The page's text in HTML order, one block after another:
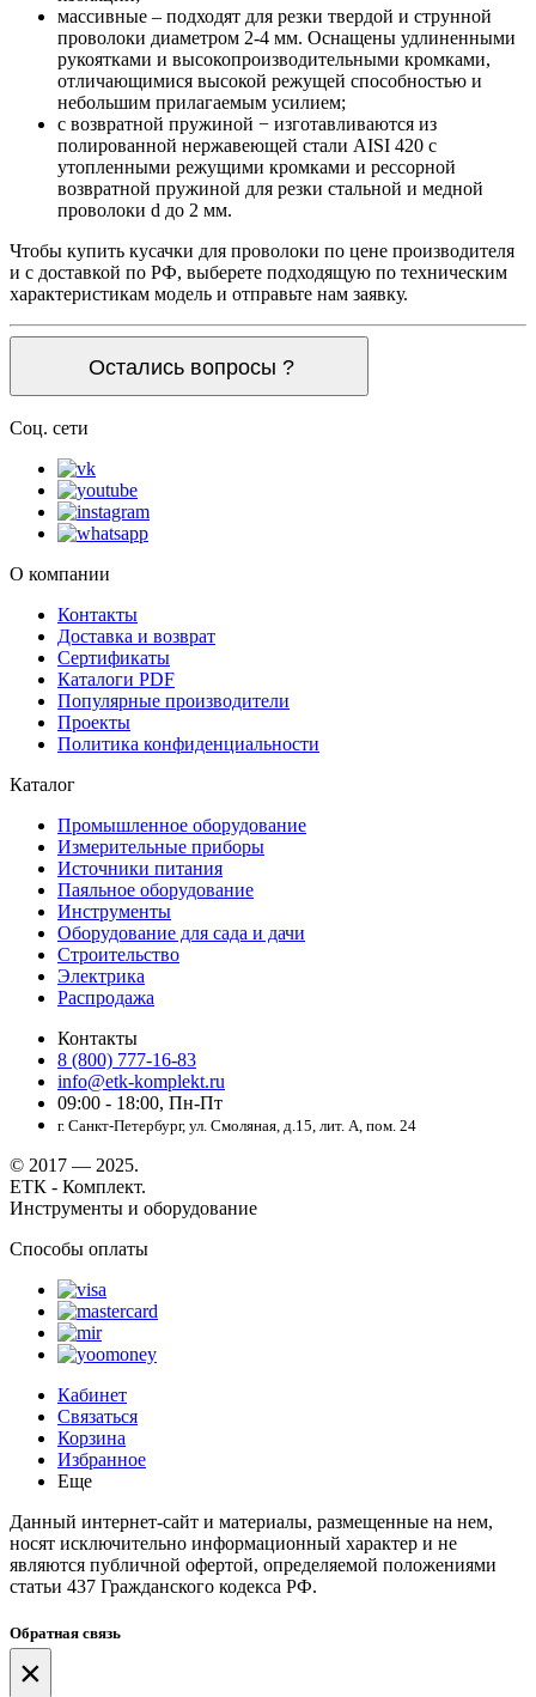
массивные – подходят для резки твердой и струнной
проволоки диаметром 2-4 мм. Оснащены удлиненными
рукоятками и высокопроизводительными кромками,
отличающимися высокой режущей способностью и
небольшим прилагаемым усилием;
с возвратной пружиной − изготавливаются из
полированной нержавеющей стали AISI 420 с
утопленными режущими кромками и рессорной
возвратной пружиной для резки стальной и медной
проволоки d до 2 мм.
Чтобы купить кусачки для проволоки по цене производителя
и с доставкой по РФ, выберете подходящую по техническим
характеристикам модель и отправьте нам заявку.
Остались вопросы ?
Соц. сети
О компании
Контакты
Доставка и возврат
Сертификаты
Каталоги PDF
Популярные производители
Проекты
Политика конфиденциальности
Каталог
Промышленное оборудование
Измерительные приборы
Источники питания
Паяльное оборудование
Инструменты
Оборудование для сада и дачи
Строительство
Электрика
Распродажа
Контакты
8 (800) 777-16-83
info@etk-komplekt.ru
09:00 - 18:00, Пн-Пт
г. Санкт-Петербург, ул. Смоляная, д.15, лит. А, пом. 24
© 2017 — 2025.
ЕТК - Комплект.
Инструменты и оборудование
Способы оплаты
Кабинет
Связаться
Корзина
Избранное
Еще
Данный интернет-сайт и материалы, размещенные на нем,
носят исключительно информационный характер и не
являются публичной офертой, определяемой положениями
статьи 437 Гражданского кодекса РФ.
Обратная связь
×